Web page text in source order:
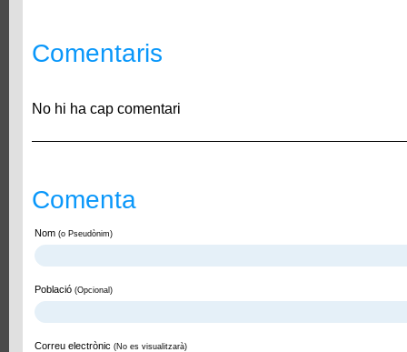
Comentaris
No hi ha cap comentari
Comenta
Nom (o Pseudònim)
Població (Opcional)
Correu electrònic (No es visualitzarà)